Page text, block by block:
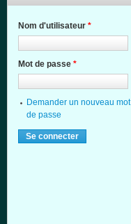
Nom d'utilisateur *
Mot de passe *
Demander un nouveau mot
de passe